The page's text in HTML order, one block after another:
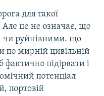
для такої
Але це не означає, що
чи руйнівними. що
по мирній цивільній
фактично підірвати і
потенціал
портовій